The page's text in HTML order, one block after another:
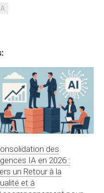
des
IA en 2026 :
un Retour à la
et à